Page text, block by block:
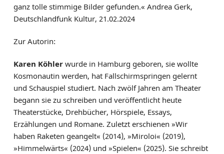
ganz tolle stimmige Bilder gefunden.« Andrea Gerk,
Deutschlandfunk Kultur, 21.02.2024
Zur Autorin:
Karen Köhlerwurde in Hamburg geboren, sie wollte
Kosmonautin werden, hat Fallschirmspringen gelernt
und Schauspiel studiert. Nach zwölf Jahren am Theater
begann sie zu schreiben und veröffentlicht heute
Theaterstücke, Drehbücher, Hörspiele, Essays,
Erzählungen und Romane. Zuletzt erschienen »Wir
haben Raketen geangelt« (2014), »Miroloi« (2019),
»Himmelwärts« (2024) und »Spielen« (2025). Sie schreibt